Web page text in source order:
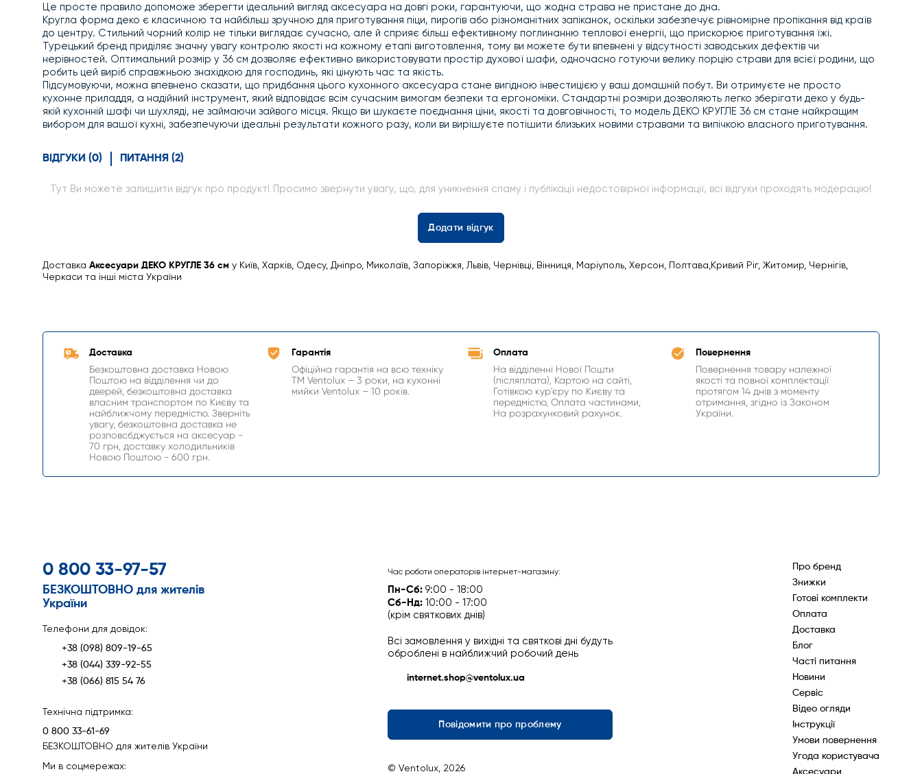
Це просте правило допоможе зберегти ідеальний вигляд аксесуара на довгі роки, гарантуючи, що жодна страва не пристане до дна.
Кругла форма деко є класичною та найбільш зручною для приготування піци, пирогів або різноманітних запіканок, оскільки забезпечує рівномірне пропікання від країв
до центру. Стильний чорний колір не тільки виглядає сучасно, але й сприяє більш ефективному поглинанню теплової енергії, що прискорює приготування їжі.
Турецький бренд приділяє значну увагу контролю якості на кожному етапі виготовлення, тому ви можете бути впевнені у відсутності заводських дефектів чи
нерівностей. Оптимальний розмір у 36 см дозволяє ефективно використовувати простір духової шафи, одночасно готуючи велику порцію страви для всієї родини, що
робить цей виріб справжньою знахідкою для господинь, які цінують час та якість.
Підсумовуючи, можна впевнено сказати, що придбання цього кухонного аксесуара стане вигідною інвестицією у ваш домашній побут. Ви отримуєте не просто
кухонне приладдя, а надійний інструмент, який відповідає всім сучасним вимогам безпеки та ергономіки. Стандартні розміри дозволяють легко зберігати деко у будь-
якій кухонній шафі чи шухляді, не займаючи зайвого місця. Якщо ви шукаєте поєднання ціни, якості та довговічності, то модель ДЕКО КРУГЛЕ 36 см стане найкращим
вибором для вашої кухні, забезпечуючи ідеальні результати кожного разу, коли ви вирішуєте потішити близьких новими стравами та випічкою власного приготування.
ВІДГУКИ (0) ПИТАННЯ (2)
Тут Ви можете залишити відгук про продукт! Просимо звернути увагу, що, для уникнення спаму і публікації недостовірної інформації, всі відгуки проходять модерацію!
Додати відгук
Доставка Аксесуари ДЕКО КРУГЛЕ 36 см у Київ, Харків, Одесу, Дніпро, Миколаїв, Запоріжжя, Львів, Чернівці, Вінниця, Маріуполь, Херсон, Полтава,Кривий Ріг, Житомир, Чернігів,
Черкаси та інші міста України
Доставка
Безкоштовна доставка Новою
Поштою на відділення чи до
дверей, безкоштовна доставка
власним транспортом по Києву та
найближчому передмістю. Зверніть
увагу, безкоштовна доставка не
розповсбджується на аксесуар -
70 грн, доставку холодильників
Новою Поштою - 600 грн.
Гарантія
Офіційна гарантія на всю техніку
ТМ Ventolux – 3 роки, на кухонні
мийки Ventolux – 10 років.
Оплата
На відділенні Нової Пошти
(післяплата), Картою на сайті,
Готівкою кур'єру по Києву та
передмістю, Оплата частинами,
На розрахунковий рахунок.
Повернення
Повернення товару належної
якості та повної комплектації
протягом 14 днів з моменту
отримання, згідно із Законом
України.
0 800 33-97-57
БЕЗКОШТОВНО для жителів
України
Телефони для довідок:
+38 (098) 809-19-65
+38 (044) 339-92-55
+38 (066) 815 54 76
Технічна підтримка:
0 800 33-61-69
БЕЗКОШТОВНО для жителів України
Ми в соцмережах:
Час роботи операторів інтернет-магазину:
Пн-Сб: 9:00 - 18:00
Сб-Нд: 10:00 - 17:00
(крім святкових днів)
Всі замовлення у вихідні та святкові дні будуть
оброблені в найближчий робочий день
internet.shop@ventolux.ua
Повідомити про проблему
© Ventolux, 2026
Про бренд
Знижки
Готові комплекти
Оплата
Доставка
Блог
Часті питання
Новини
Сервіс
Відео огляди
Інструкції
Умови повернення
Угода користувача
Аксесуари